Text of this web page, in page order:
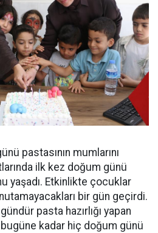
pastasının mumlarını
ilk kez doğum günü
yaşadı. Etkinlikte çocuklar
bir gün geçirdi.
pasta hazırlığı yapan
bugüne kadar hiç doğum günü